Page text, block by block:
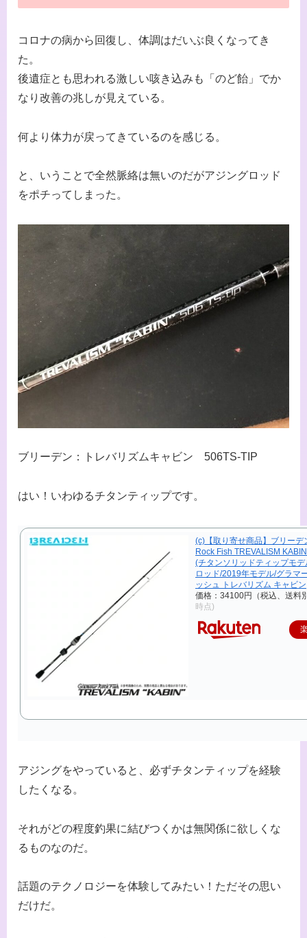
コロナの病から回復し、体調はだいぶ良くなってき
た。
後遺症とも思われる激しい咳き込みも「のど飴」でか
なり改善の兆しが見えている。
何より体力が戻ってきているのを感じる。
と、いうことで全然脈絡は無いのだがアジングロッド
をポチってしまった。
ブリーデン：トレバリズムキャビン 506TS-TIP
はい！いわゆるチタンティップです。
(c)【取り寄せ商品】ブリーデ
Rock Fish TREVALISM
(チタンソリッドティップモ
ロッド/2019年モデル/グラマ
ッシュ トレバリズム キャビン
価格：34100円（税込、送料
時点)
アジングをやっていると、必ずチタンティップを経験
したくなる。
それがどの程度釣果に結びつくかは無関係に欲しくな
るものなのだ。
話題のテクノロジーを体験してみたい！ただその思い
だけだ。